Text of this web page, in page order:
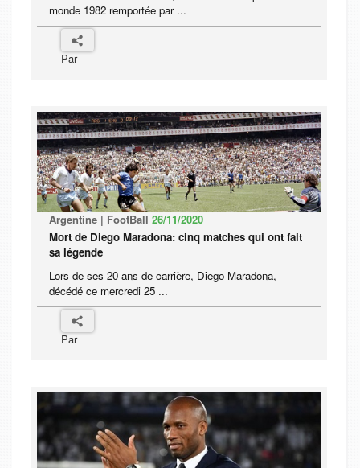
monde 1982 remportée par ...
Par
Argentine | FootBall 26/11/2020
Mort de Diego Maradona: cinq matches qui ont fait
sa légende
Lors de ses 20 ans de carrière, Diego Maradona,
décédé ce mercredi 25 ...
Par